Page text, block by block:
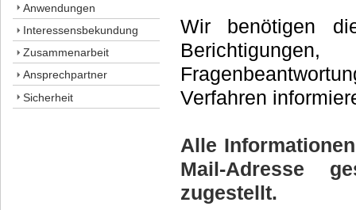
Anwendungen
Interessensbekundung
Zusammenarbeit
Ansprechpartner
Sicherheit
Wir benötigen
Verfahren
Alle
Mail-Adresse
zugestellt.